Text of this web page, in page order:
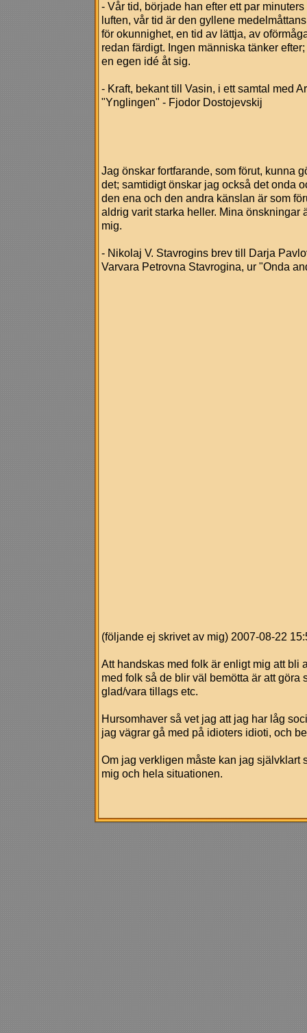
- Vår tid, började han efter ett par
luften, vår tid är den gyllene
för okunnighet, en tid av lättja, av
redan färdigt. Ingen människa tänker
en egen idé åt sig.
- Kraft, bekant till Vasin, i ett samtal med
"Ynglingen" - Fjodor Dostojevskij
Jag önskar fortfarande, som förut, kunna
det; samtidigt önskar jag också det onda
den ena och den andra känslan är som
aldrig varit starka heller. Mina önskningar
mig.
- Nikolaj V. Stavrogins brev till Darja
Varvara Petrovna Stavrogina, ur "Onda
(följande ej skrivet av mig) 2007-08-22
Att handskas med folk är enligt mig att bli
med folk så de blir väl bemötta är att göra
glad/vara tillags etc.
Hursomhaver så vet jag att jag har låg
jag vägrar gå med på idioters idioti, och
Om jag verkligen måste kan jag självklart
mig och hela situationen.